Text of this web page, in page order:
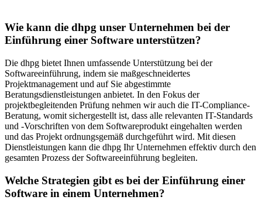
Wie kann die dhpg unser Unternehmen bei der
Einführung einer Software unterstützen?
Die dhpg bietet Ihnen umfassende Unterstützung bei der
Softwareeinführung, indem sie maßgeschneidertes
Projektmanagement und auf Sie abgestimmte
Beratungsdienstleistungen anbietet. In den Fokus der
projektbegleitenden Prüfung nehmen wir auch die IT-Compliance-
Beratung, womit sichergestellt ist, dass alle relevanten IT-Standards
und -Vorschriften von dem Softwareprodukt eingehalten werden
und das Projekt ordnungsgemäß durchgeführt wird. Mit diesen
Dienstleistungen kann die dhpg Ihr Unternehmen effektiv durch den
gesamten Prozess der Softwareeinführung begleiten.
Welche Strategien gibt es bei der Einführung einer
Software in einem Unternehmen?